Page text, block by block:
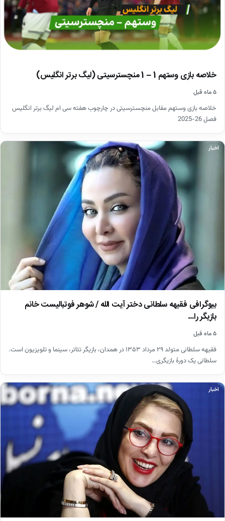
خلاصه بازی وستهم 1 – 1 منچسترسیتی (لیگ برتر انگلیس)
۵ ماه قبل
خلاصه بازی وستهم مقابل منچسترسیتی در چارچوب هفته سی ام لیگ برتر انگلیس
فصل 26-2025
اخبار
بیوگرافی فقیهه سلطانی دختر آیت الله / شوهر فوتبالیست خانم
بازیگر را…
۵ ماه قبل
فقیهه سلطانی متولد ۲۹ مرداد ۱۳۵۳ در همدان، بازیگر تئاتر، سینما و تلویزیون است.
سلطانی یک دورهٔ بازیگری…
اخبار